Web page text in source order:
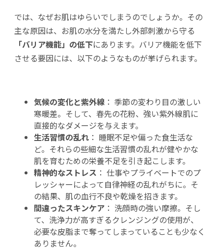
では、なぜお肌はゆらいでしまうのでしょうか。その
主な原因は、お肌の水分を満たし外部刺激から守る
「バリア機能」の低下にあります。バリア機能を低下
させる要因には、以下のようなものが挙げられます。
気候の変化と紫外線： 季節の変わり目の激しい
寒暖差。そして、春先の花粉、強い紫外線肌に
直接的なダメージを与えます。
生活習慣の乱れ： 睡眠不足や偏った食生活な
ど。それらの些細な生活習慣の乱れが健やかな
肌を育むための栄養不足を引き起こします。
精神的なストレス ： 仕事やプライベートでのプ
レッシャーによって自律神経の乱れがちに。そ
の結果、肌の血行不良や乾燥を招きます。
間違ったスキンケア： 洗顔時の強い摩擦。そし
て、洗浄力が高すぎるクレンジングの使用が、
必要な皮脂まで奪ってしまっていることも少なく
ありません。